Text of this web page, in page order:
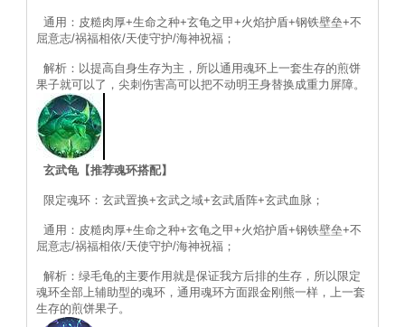
通用：皮糙肉厚+生命之种+玄龟之甲+火焰护盾+钢铁壁垒+不
屈意志/祸福相依/天使守护/海神祝福；
解析：以提高自身生存为主，所以通用魂环上一套生存的煎饼
果子就可以了，尖刺伤害高可以把不动明王身替换成重力屏障。
玄武龟【推荐魂环搭配】
限定魂环：玄武置换+玄武之域+玄武盾阵+玄武血脉；
通用：皮糙肉厚+生命之种+玄龟之甲+火焰护盾+钢铁壁垒+不
屈意志/祸福相依/天使守护/海神祝福；
解析：绿毛龟的主要作用就是保证我方后排的生存，所以限定
魂环全部上辅助型的魂环，通用魂环方面跟金刚熊一样，上一套
生存的煎饼果子。